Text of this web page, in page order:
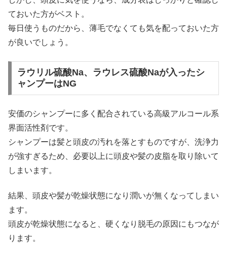
ておいた方がベスト。
毎日使うものだから、薄毛でなくても気を配っておいた方
が良いでしょう。
ラウリル硫酸Na、ラウレス硫酸Naが入ったシ
ャンプーはNG
安価のシャンプーに多く配合されている高級アルコール系
界面活性剤です。
シャンプーは髪と頭皮の汚れを落とすものですが、洗浄力
が強すぎるため、必要以上に頭皮や髪の皮脂を取り除いて
しまいます。
結果、頭皮や髪が乾燥状態になり潤いが無くなってしまい
ます。
頭皮が乾燥状態になると、硬くなり脱毛の原因にもつなが
ります。